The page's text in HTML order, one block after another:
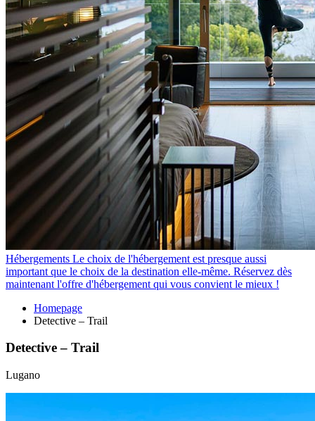
Hébergements Le choix de l'hébergement est presque aussi
important que le choix de la destination elle-même. Réservez dès
maintenant l'offre d'hébergement qui vous convient le mieux !
Homepage
Detective – Trail
Detective – Trail
Lugano